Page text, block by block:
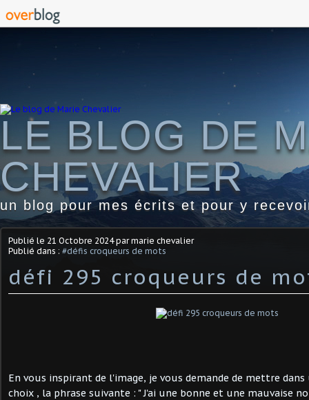
LE BLOG DE
CHEVALIER
un blog pour mes écrits et pour y
Publié le 21 Octobre 2024par marie chevalier
Publié dans : #défis croqueurs de mots
défi 295 croqueurs de
En vous inspirant de l'image, je vous demande de mettre
choix , la phrase suivante : " J'ai une bonne et une mauvaise